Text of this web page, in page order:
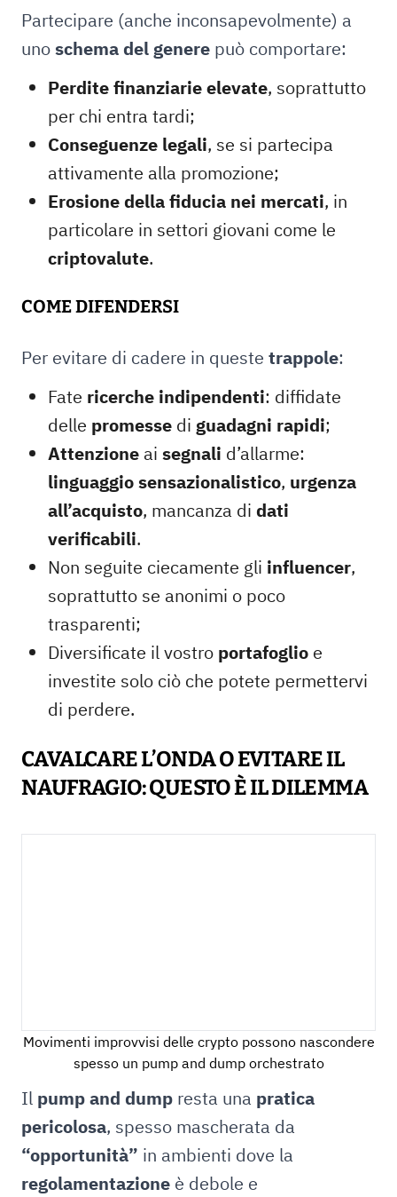
Partecipare (anche inconsapevolmente) a
unoschema del genere può comportare:
Perdite finanziarie elevate, soprattutto
per chi entra tardi;
Conseguenze legali, se si partecipa
attivamente alla promozione;
Erosione della fiducia nei mercati, in
particolare in settori giovani come le
criptovalute.
COME DIFENDERSI
Per evitare di cadere in queste trappole:
Fate ricerche indipendenti: diffidate
delle promesse di guadagni rapidi;
Attenzione ai segnali d’allarme:
linguaggio sensazionalistico, urgenza
all’acquisto, mancanza di dati
verificabili.
Non seguite ciecamente gli influencer,
soprattutto se anonimi o poco
trasparenti;
Diversificate il vostro portafoglio e
investite solo ciò che potete permettervi
di perdere.
CAVALCARE L’ONDA O EVITARE IL
NAUFRAGIO: QUESTO È IL DILEMMA
Movimenti improvvisi delle crypto possono nascondere
spesso un pump and dump orchestrato
Il pump and dump resta una pratica
pericolosa, spesso mascherata da
“opportunità” in ambienti dove la
regolamentazione è debole e